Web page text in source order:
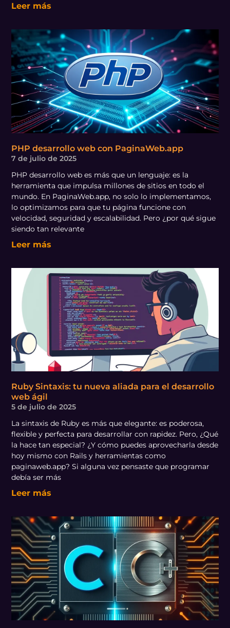
Leer más
PHP desarrollo web con PaginaWeb.app
7 de julio de 2025
PHP desarrollo web es más que un lenguaje: es la
herramienta que impulsa millones de sitios en todo el
mundo. En PaginaWeb.app, no solo lo implementamos,
lo optimizamos para que tu página funcione con
velocidad, seguridad y escalabilidad. Pero ¿por qué sigue
siendo tan relevante
Leer más
Ruby Sintaxis: tu nueva aliada para el desarrollo
web ágil
5 de julio de 2025
La sintaxis de Ruby es más que elegante: es poderosa,
flexible y perfecta para desarrollar con rapidez. Pero, ¿Qué
la hace tan especial? ¿Y cómo puedes aprovecharla desde
hoy mismo con Rails y herramientas como
paginaweb.app? Si alguna vez pensaste que programar
debía ser más
Leer más